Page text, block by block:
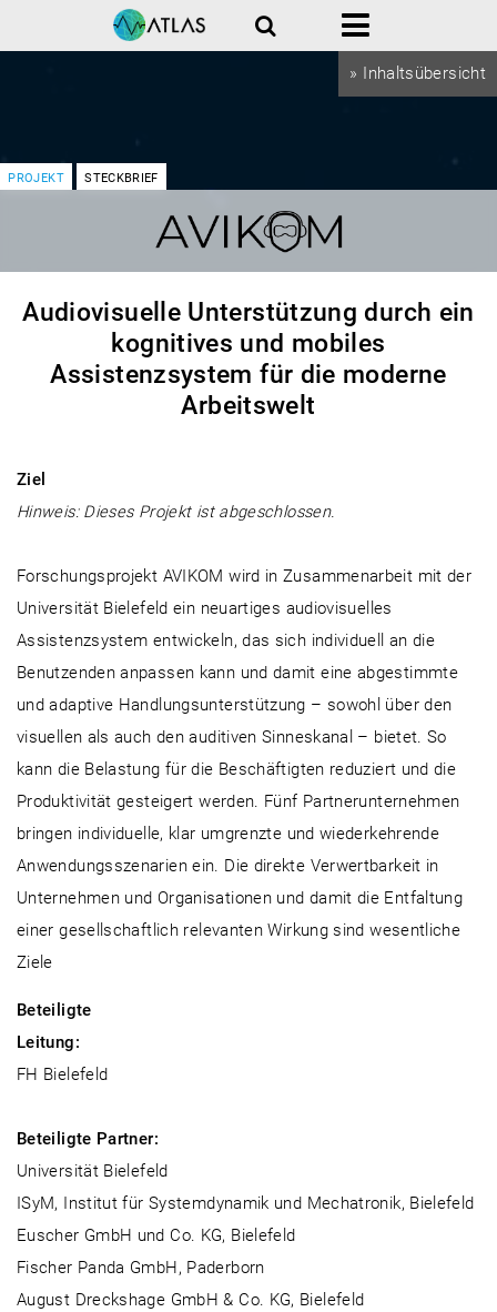
» Inhaltsübersicht
Suche Menü
PROJEKT STECKBRIEF
Audiovisuelle Unterstützung durch ein
kognitives und mobiles
Assistenzsystem für die moderne
Arbeitswelt
Ziel
Hinweis: Dieses Projekt ist abgeschlossen.
Forschungsprojekt AVIKOM wird in Zusammenarbeit mit der
Universität Bielefeld ein neuartiges audiovisuelles
Assistenzsystem entwickeln, das sich individuell an die
Benutzenden anpassen kann und damit eine abgestimmte
und adaptive Handlungsunterstützung – sowohl über den
visuellen als auch den auditiven Sinneskanal – bietet. So
kann die Belastung für die Beschäftigten reduziert und die
Produktivität gesteigert werden. Fünf Partnerunternehmen
bringen individuelle, klar umgrenzte und wiederkehrende
Anwendungsszenarien ein. Die direkte Verwertbarkeit in
Unternehmen und Organisationen und damit die Entfaltung
einer gesellschaftlich relevanten Wirkung sind wesentliche
Ziele
Beteiligte
Leitung:
FH Bielefeld
Beteiligte Partner:
Universität Bielefeld
ISyM, Institut für Systemdynamik und Mechatronik, Bielefeld
Euscher GmbH und Co. KG, Bielefeld
Fischer Panda GmbH, Paderborn
August Dreckshage GmbH & Co. KG, Bielefeld